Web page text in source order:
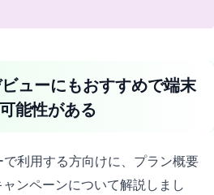
ューにもおすすめで端末
能性がある
利用する方向けに、プラン概要
ンペーンについて解説しまし